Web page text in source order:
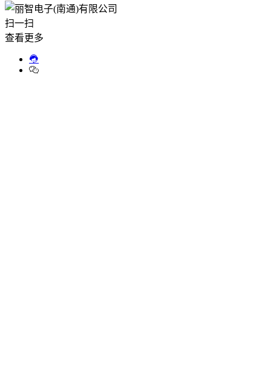
扫一扫
查看更多